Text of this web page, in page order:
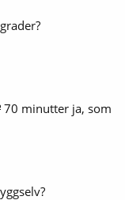
70 minutter ja, som